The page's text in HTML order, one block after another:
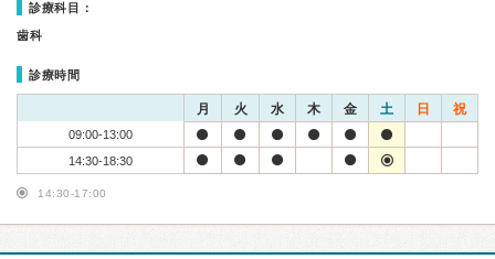
診療科目：
歯科
診療時間
月 火 水 木 金 土 日 祝
09:00-13:00
14:30-18:30
14:30-17:00